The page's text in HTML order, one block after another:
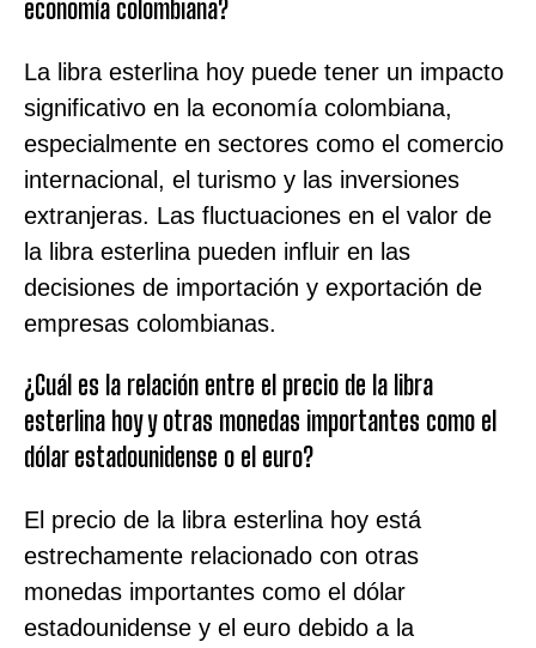
economía colombiana?
La libra esterlina hoy puede tener un impacto
significativo en la economía colombiana,
especialmente en sectores como el comercio
internacional, el turismo y las inversiones
extranjeras. Las fluctuaciones en el valor de
la libra esterlina pueden influir en las
decisiones de importación y exportación de
empresas colombianas.
¿Cuál es la relación entre el precio de la libra
esterlina hoy y otras monedas importantes como el
dólar estadounidense o el euro?
El precio de la libra esterlina hoy está
estrechamente relacionado con otras
monedas importantes como el dólar
estadounidense y el euro debido a la